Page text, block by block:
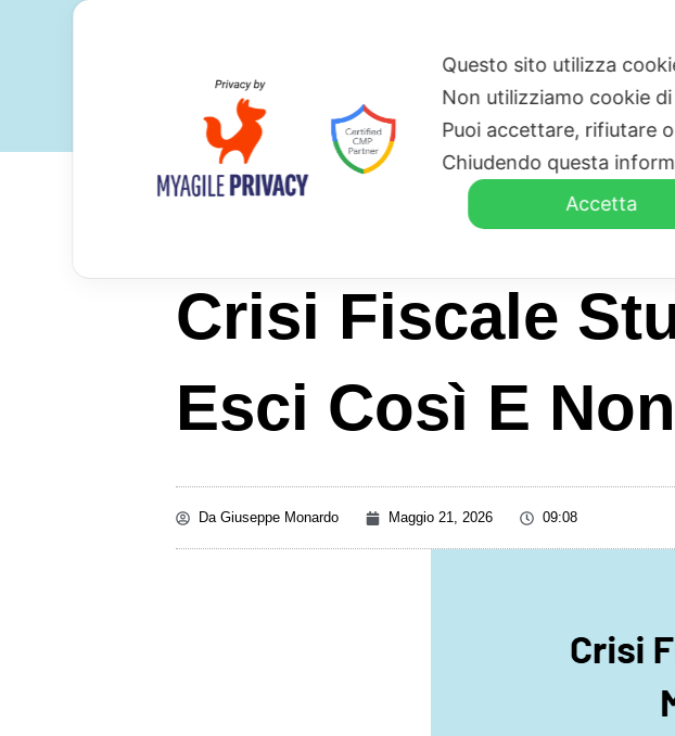
Crisi Fiscale
Esci Così E
DaGiuseppe Monardo Maggio 21, 2026 09:08
Questo sito utilizza
Non utilizziamo cookie
Puoi accettare, rifiutare
Chiudendo questa
Accetta